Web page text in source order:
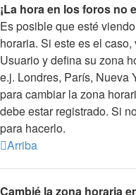
¡La hora en los foros no
Es posible que esté
horaria. Si este es el
Usuario y defina su zona
e.j. Londres, París, Nueva
para cambiar la zona
debe estar registrado. Si
para hacerlo.
Arriba
Cambié la zona horaria